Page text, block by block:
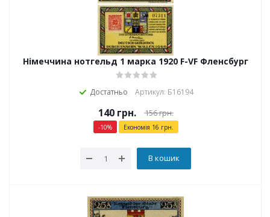
Німеччина нотгельд 1 марка 1920 F-VF Фленсбург
Достатньо Артикул: Б16194
140грн. 156грн.
-10% Економія 16 грн.
В кошик